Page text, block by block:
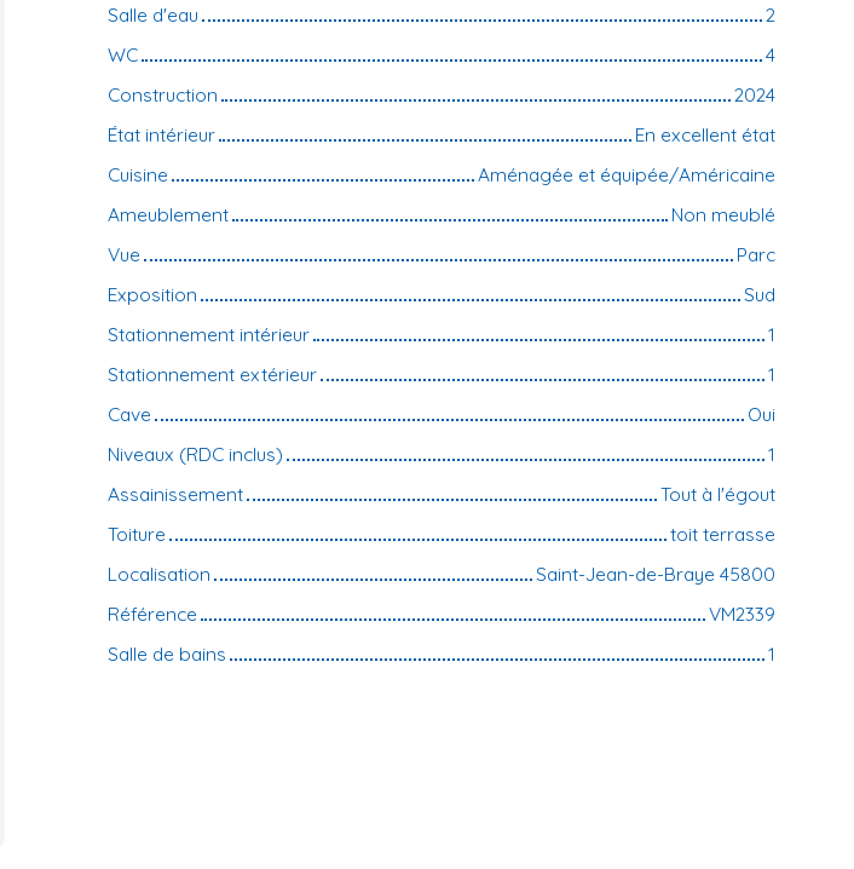
Salle d'eau
2
WC
4
Construction
2024
État intérieur
En excellent état
Cuisine
Aménagée et équipée/Américaine
Ameublement
Non meublé
Vue
Parc
Exposition
Sud
Stationnement intérieur
1
Stationnement extérieur
1
Cave
Oui
Niveaux (RDC inclus)
1
Assainissement
Tout à l'égout
Toiture
toit terrasse
Localisation
Saint-Jean-de-Braye 45800
Référence
VM2339
Salle de bains
1